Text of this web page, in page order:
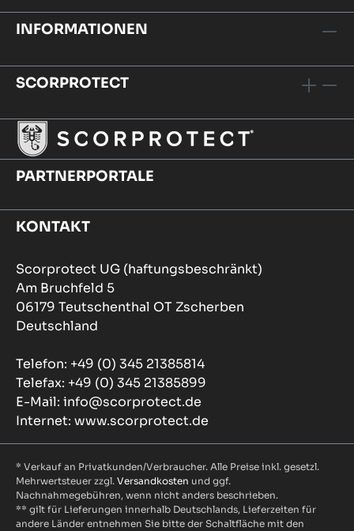
INFORMATIONEN
SCORPROTECT
PARTNERPORTALE
KONTAKT
Scorprotect UG (haftungsbeschränkt)
Am Bruchfeld 5
06179 Teutschenthal OT Zscherben
Deutschland
Telefon: +49 (0) 345 21385814
Telefax: +49 (0) 345 21385899
E-Mail: info@scorprotect.de
Internet: www.scorprotect.de
* Verkauf an Privatkunden/Verbraucher. Alle Preise inkl. gesetzl.
Mehrwertsteuer zzgl. Versandkosten und ggf.
Nachnahmegebühren, wenn nicht anders beschrieben.
** gilt für Lieferungen innerhalb Deutschlands, Lieferzeiten für
andere Länder entnehmen Sie bitte der Schaltfläche mit den